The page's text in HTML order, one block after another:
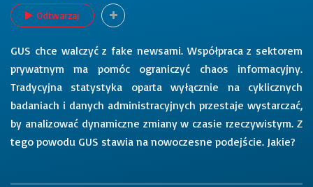
Odtwarzaj
GUS chce walczyć z fake newsami. Współpraca z sektorem
prywatnym ma pomóc ograniczyć chaos informacyjny.
Tradycyjna statystyka oparta wyłącznie na cyklicznych
badaniach i danych administracyjnych przestaje wystarczać,
by analizować dynamiczne zmiany w czasie rzeczywistym. Z
tego powodu GUS stawia na nowoczesne podejście. Jakie?